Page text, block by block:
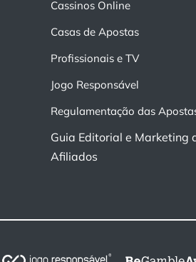
Cassinos Online
Casas de Apostas
Profissionais e TV
Jogo Responsável
Regulamentação das
Guia Editorial e Marketing
Afiliados